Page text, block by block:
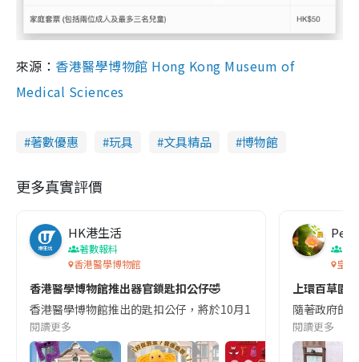
來源： 香港醫學博物館 Hong Kong Museum of
Medical Sciences
著數優惠 玩具 文具精品 博物館
更多真實評價
HK港生活
著數報料
香港醫學博物館
香港醫學博物館推出器官鎖匙扣公仔🤣
香港醫學博物館推出的匙扣公仔，將於10月1日起正式開售啦！
閱讀更多
皇后
上環百草園
隨著政府的
閱讀更多